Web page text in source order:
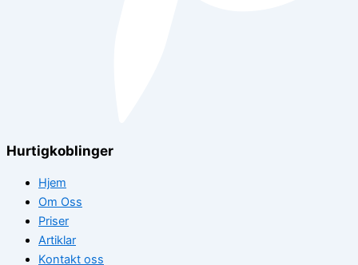
Hurtigkoblinger
Hjem
Om Oss
Priser
Artiklar
Kontakt oss